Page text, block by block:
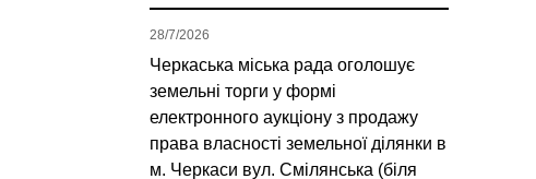
Черкаська міська рада оголошує
земельні торги у формі
електронного аукціону з продажу
права власності земельної ділянки в
м. Черкаси вул. Смілянська (біля
28/7/2026